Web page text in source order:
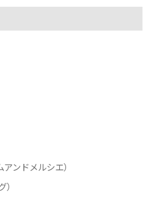
ンドメルシエ）